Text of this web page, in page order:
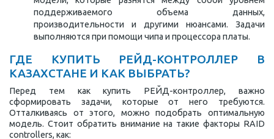
поддерживаемого объема данных,
производительности и другими нюансами. Задачи
выполняются при помощи чипа и процессора платы.
ГДЕ КУПИТЬ РЕЙД-КОНТРОЛЛЕР В
КАЗАХСТАНЕ И КАК ВЫБРАТЬ?
Перед тем как купить РЕЙД-контроллер, важно
сформировать задачи, которые от него требуются.
Отталкиваясь от этого, можно подобрать оптимальную
модель. Стоит обратить внимание на такие факторы RAID
controllers, как: